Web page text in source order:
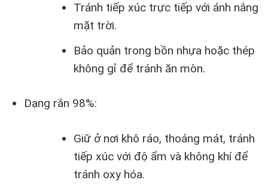
Tránh tiếp xúc trực tiếp với ánh nắng
mặt trời.
Bảo quản trong bồn nhựa hoặc thép
không gỉ để tránh ăn mòn.
Dạng rắn 98%:
Giữ ở nơi khô ráo, thoáng mát, tránh
tiếp xúc với độ ẩm và không khí để
tránh oxy hóa.